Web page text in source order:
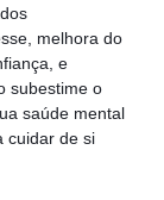
melhora do
e
subestime o
saúde mental
cuidar de si